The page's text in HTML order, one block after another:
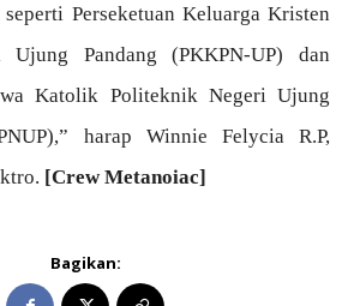
Perseketuan Keluarga Kristen
Ujung Pandang (PKKPN-UP) dan
Katolik Politeknik Negeri Ujung
harap Winnie Felycia R.P,
[Crew Metanoiac]
Bagikan: